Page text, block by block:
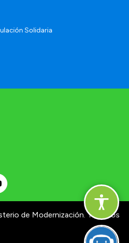
Solidaria
de Modernización. Términos